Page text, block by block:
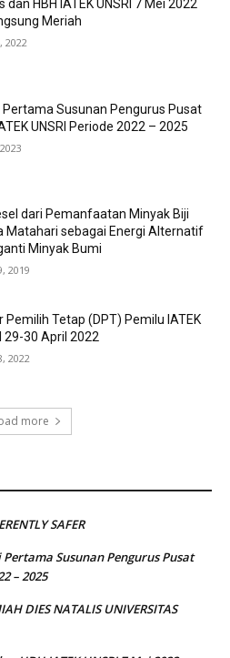
dan HBH IATEK UNSRI 7 Mei 2022
Meriah
2022
Pertama Susunan Pengurus Pusat
UNSRI Periode 2022 – 2025
dari Pemanfaatan Minyak Biji
Matahari sebagai Energi Alternatif
Minyak Bumi
2019
Pemilih Tetap (DPT) Pemilu IATEK
29-30 April 2022
2022
more
SAFER
Pertama Susunan Pengurus Pusat
– 2025
DIES NATALIS UNIVERSITAS